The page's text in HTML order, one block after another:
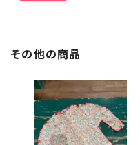
その他の商品